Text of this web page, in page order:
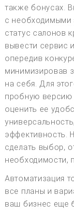
также бонусах.
с необходимыми
статус салонов
вывести сервис
опередив
минимизировав
на себя. Для
пробную версию
оценить ее
эффективность.
сделать выбор,
необходимости,
Автоматизация
все планы и
ваш бизнес еще